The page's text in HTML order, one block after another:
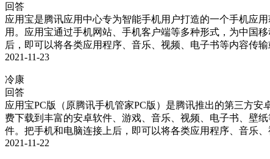
回答
应用宝是腾讯应用中心专为智能手机用户打造的一个手机应
用。应用宝通过手机网站、手机客户端等多种形式，为中国
后，即可以将各类应用程序、音乐、视频、电子书等内容传
2021-11-23
冷康
回答
应用宝PC版（原腾讯手机管家PC版）是腾讯推出的第三方
费下载到丰富的安卓软件、游戏、音乐、视频、电子书、壁
件。把手机和电脑连接上后，即可以将各类应用程序、音乐
2021-11-22